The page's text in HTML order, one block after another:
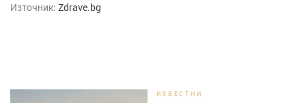
Източник: Zdrave.bg
ИЗВЕСТНИ